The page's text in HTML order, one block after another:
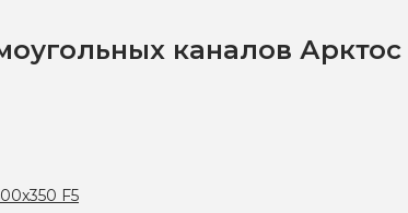
каналов